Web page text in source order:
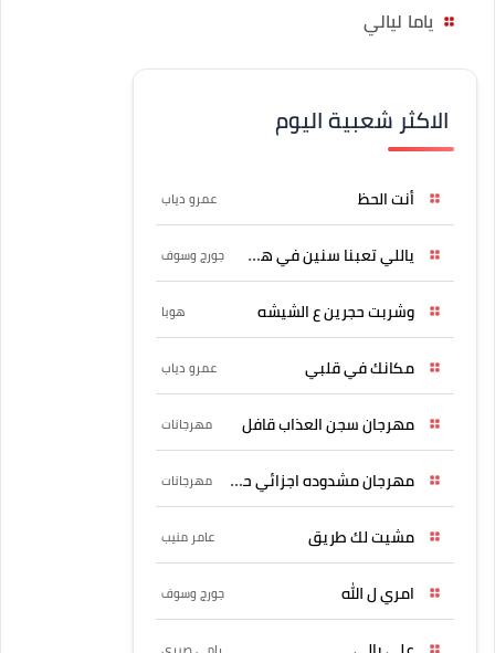
ياما ليالي
الاكثر شعبية اليوم
أنت الحظ عمرو دياب
ياللي تعبنا سنين في هواه جورج وسوف
وشربت حجرين ع الشيشه هوبا
مكانك في قلبي عمرو دياب
مهرجان سجن العذاب قافل مهرجانات
مهرجان مشدوده اجزائي حربونى مهرجانات
مشيت لك طريق عامر منيب
امري ل الله جورج وسوف
علي بالي رامي صبري